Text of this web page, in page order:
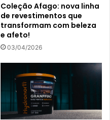
Coleção Afago: nova linha
de revestimentos que
transformam com beleza
e afeto!
03/04/2026